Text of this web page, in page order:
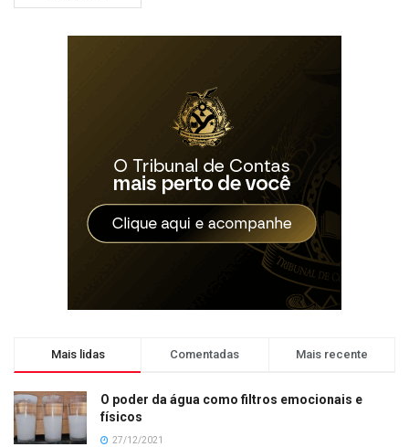
Mais lidas Comentadas Mais recente
O poder da água como filtros emocionais e
físicos
27/12/2021